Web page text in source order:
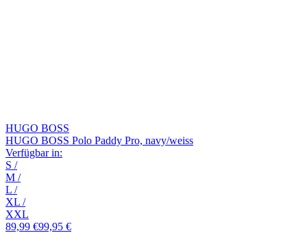
HUGO BOSS
HUGO BOSS Polo Paddy Pro, navy/weiss
Verfügbar in:
S /
M /
L /
XL /
XXL
89,99 €99,95 €